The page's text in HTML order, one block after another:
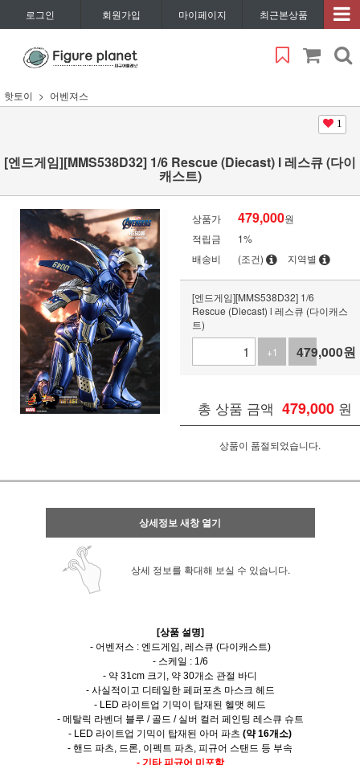
로그인 회원가입 마이페이지 최근본상품
핫토이 어벤져스
1
[엔드게임][MMS538D32] 1/6 Rescue (Diecast) l 레스큐 (다이
캐스트)
상품가 479,000원
적립금
1%
배송비
(조건) 지역별
[엔드게임][MMS538D32] 1/6
Rescue (Diecast) l 레스큐 (다이캐스
트)
+1
-1
479,000원
총 상품 금액 479,000 원
상품이 품절되었습니다.
상세정보 새창 열기
상세 정보를 확대해 보실 수 있습니다.
[상품 설명]
- 어벤저스 : 엔드게임, 레스큐 (다이캐스트)
- 스케일 : 1/6
- 약 31cm 크기, 약 30개소 관절 바디
- 사실적이고 디테일한 페퍼포츠 마스크 헤드
- LED 라이트업 기믹이 탑재된 헬맷 헤드
- 메탈릭 라벤더 블루 / 골드 / 실버 컬러 페인팅 레스큐 슈트
- LED 라이트업 기믹이 탑재된 아머 파츠 (약 16개소)
- 핸드 파츠, 드론, 이펙트 파츠, 피규어 스탠드 등 부속
- 기타 피규어 미포함